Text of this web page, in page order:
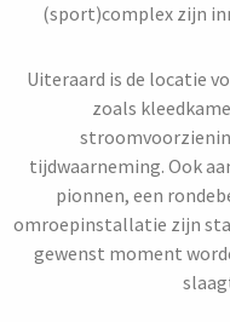
(sport)complex zijn
Uiteraard is de locatie
zoals
tijdwaarneming. Ook
pionnen, een
omroepinstallatie zijn
gewenst moment